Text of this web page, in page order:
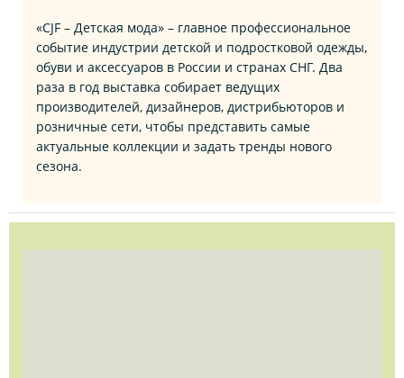
«CJF – Детская мода» – главное профессиональное
событие индустрии детской и подростковой одежды,
обуви и аксессуаров в России и странах СНГ. Два
раза в год выставка собирает ведущих
производителей, дизайнеров, дистрибьюторов и
розничные сети, чтобы представить самые
актуальные коллекции и задать тренды нового
сезона.